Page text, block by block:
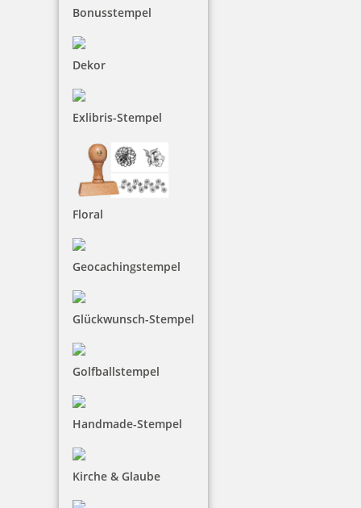
Bonusstempel
Dekor
Exlibris-Stempel
Floral
Geocachingstempel
Glückwunsch-Stempel
Golfballstempel
Handmade-Stempel
Kirche & Glaube